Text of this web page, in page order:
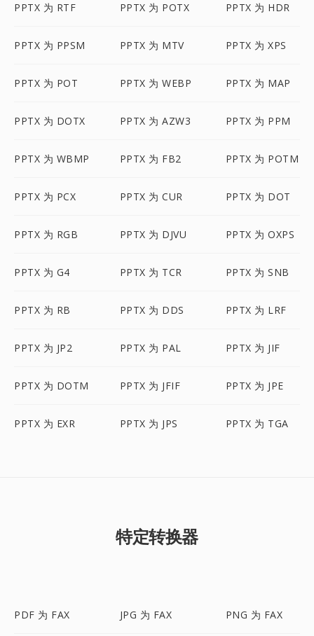
PPTX 为 RTF PPTX 为 POTX PPTX 为 HDR
PPTX 为 PPSM PPTX 为 MTV PPTX 为 XPS
PPTX 为 POT PPTX 为 WEBP PPTX 为 MAP
PPTX 为 DOTX PPTX 为 AZW3 PPTX 为 PPM
PPTX 为 WBMP PPTX 为 FB2 PPTX 为 POTM
PPTX 为 PCX PPTX 为 CUR PPTX 为 DOT
PPTX 为 RGB PPTX 为 DJVU PPTX 为 OXPS
PPTX 为 G4 PPTX 为 TCR PPTX 为 SNB
PPTX 为 RB PPTX 为 DDS PPTX 为 LRF
PPTX 为 JP2 PPTX 为 PAL PPTX 为 JIF
PPTX 为 DOTM PPTX 为 JFIF PPTX 为 JPE
PPTX 为 EXR PPTX 为 JPS PPTX 为 TGA
特定转换器
PDF 为 FAX JPG 为 FAX PNG 为 FAX